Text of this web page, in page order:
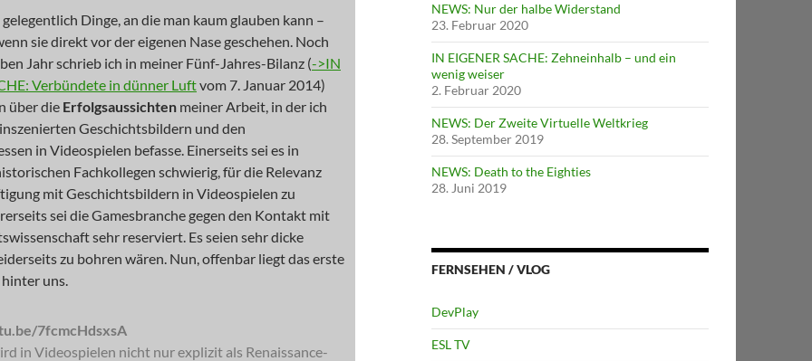
gelegentlich Dinge, an die man kaum glauben kann –
sie direkt vor der eigenen Nase geschehen. Noch
Jahr schrieb ich in meiner Fünf-Jahres-Bilanz (->IN
Verbündete in dünner Luftvom 7. Januar 2014)
über die Erfolgsaussichten meiner Arbeit, in der ich
Geschichtsbildern und den
in Videospielen befasse. Einerseits sei es in
Fachkollegen schwierig, für die Relevanz
mit Geschichtsbildern in Videospielen zu
sei die Gamesbranche gegen den Kontakt mit
sehr reserviert. Es seien sehr dicke
zu bohren wären. Nun, offenbar liegt das erste
uns.
7fcmcHdsxsA
in Videospielen nicht nur explizit als Renaissance-
NEWS: Nur der halbe Widerstand
23. Februar 2020
IN EIGENER SACHE: Zehneinhalb – und ein
wenig weiser
2. Februar 2020
NEWS: Der Zweite Virtuelle Weltkrieg
28. September 2019
NEWS: Death to the Eighties
28. Juni 2019
FERNSEHEN / VLOG
DevPlay
ESL TV